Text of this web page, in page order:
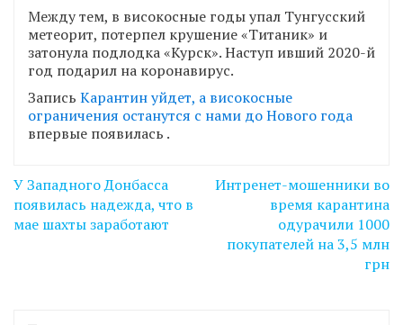
Между тем, в високосные годы упал Тунгусский
метеорит, потерпел крушение «Титаник» и
затонула подлодка «Курск». Наступ ивший 2020-й
год подарил на коронавирус.
Запись Карантин уйдет, а високосные
ограничения останутся с нами до Нового года
впервые появилась .
Навігація
записів
У Западного Донбасса
появилась надежда, что в
мае шахты заработают
Интренет-мошенники во
время карантина
одурачили 1000
покупателей на 3,5 млн
грн